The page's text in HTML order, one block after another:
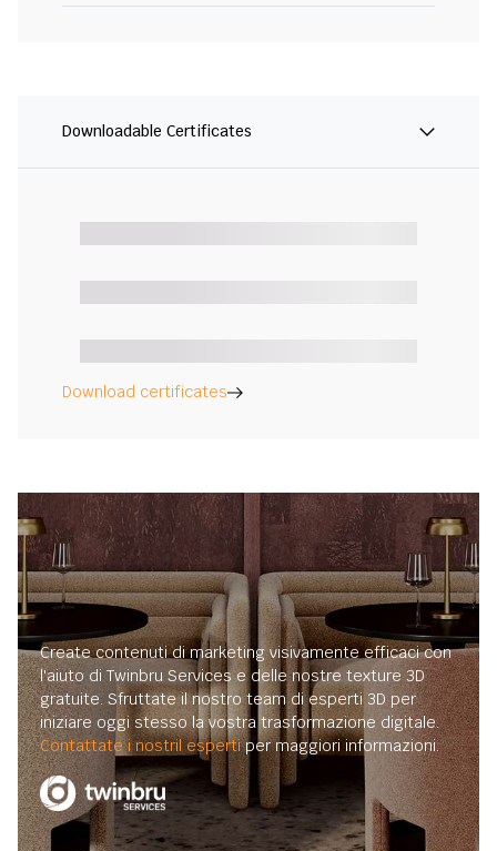
Downloadable Certificates
Download certificates
Create contenuti di marketing visivamente efficaci con
l'aiuto di Twinbru Services e delle nostre texture 3D
gratuite. Sfruttate il nostro team di esperti 3D per
iniziare oggi stesso la vostra trasformazione digitale.
Contattate i nostril espertiper maggiori informazioni.